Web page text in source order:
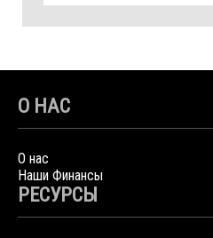
О НАС
О нас
Наши Финансы
РЕСУРСЫ